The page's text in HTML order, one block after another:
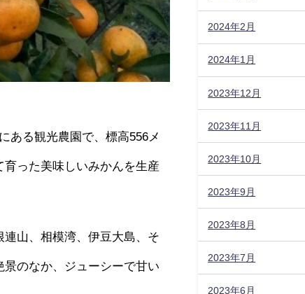
ある観光農園で、標高556メ
った美味しいみかんを生産
山、相模湾、伊豆大島、そ
のなか、ジューシーで甘い
2024年2月
2024年1月
2023年12月
2023年11月
2023年10月
2023年9月
2023年8月
2023年7月
2023年6月